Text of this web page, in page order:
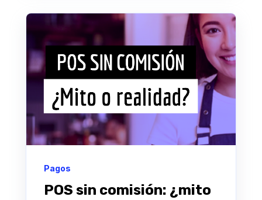
Pagos
POS sin comisión: ¿mito